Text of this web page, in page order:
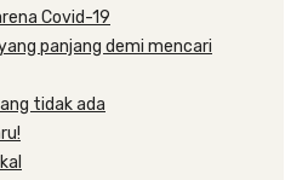
Covid-19
panjang demi mencari
tidak ada